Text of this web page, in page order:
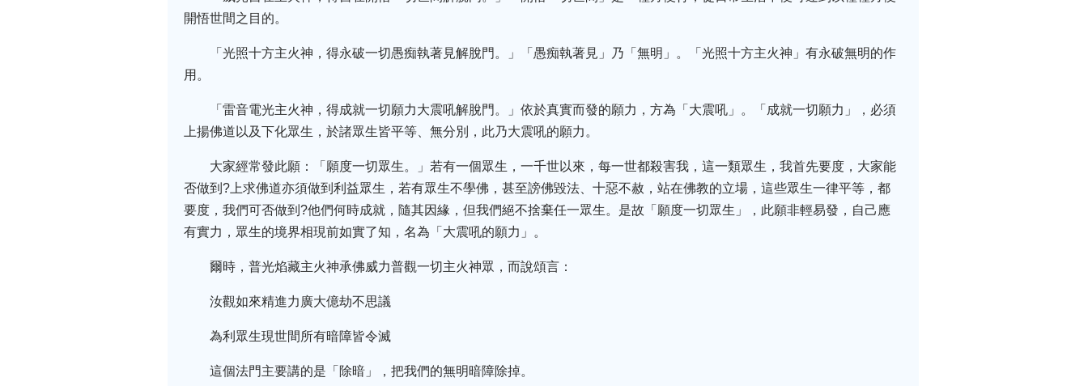
開悟世間之目的。
「光照十方主火神，得永破一切愚痴執著見解脫門。」「愚痴執著見」乃「無明」。「光照十方主火神」有永破無明的作
用。
「雷音電光主火神，得成就一切願力大震吼解脫門。」依於真實而發的願力，方為「大震吼」。「成就一切願力」，必須
上揚佛道以及下化眾生，於諸眾生皆平等、無分別，此乃大震吼的願力。
大家經常發此願：「願度一切眾生。」若有一個眾生，一千世以來，每一世都殺害我，這一類眾生，我首先要度，大家能
否做到?上求佛道亦須做到利益眾生，若有眾生不學佛，甚至謗佛毀法、十惡不赦，站在佛教的立場，這些眾生一律平等，都
要度，我們可否做到?他們何時成就，隨其因緣，但我們絕不捨棄任一眾生。是故「願度一切眾生」，此願非輕易發，自己應
有實力，眾生的境界相現前如實了知，名為「大震吼的願力」。
爾時，普光焰藏主火神承佛威力普觀一切主火神眾，而說頌言：
汝觀如來精進力廣大億劫不思議
為利眾生現世間所有暗障皆令滅
這個法門主要講的是「除暗」，把我們的無明暗障除掉。